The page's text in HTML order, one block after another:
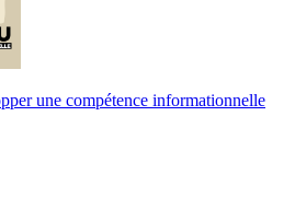
une compétence informationnelle